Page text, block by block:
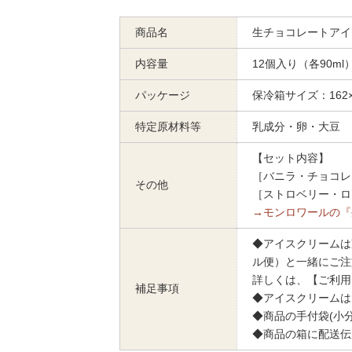
商品名 生チョコレートア
内容量 12個入り（各90ml
パッケージ 保冷箱サイズ：
特定原材料等 乳成分・卵・大豆
その他
【セット内容】
［バニラ・チョコ
［ストロベリー・
→モンロワールの
補足事項
◆アイスクリームは
ル便）と一緒にご
詳しくは、【ご利
◆アイスクリーム
◆商品の手付袋(小
◆商品の箱に配送